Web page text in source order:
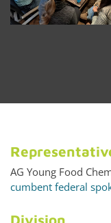
AG Young Food
cum­bent fed­eral
Di­vi­sion